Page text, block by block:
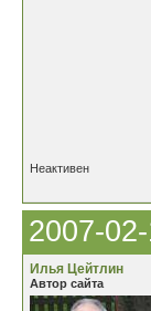
Неактивен
2007-
Илья Цейтлин
Автор сайта